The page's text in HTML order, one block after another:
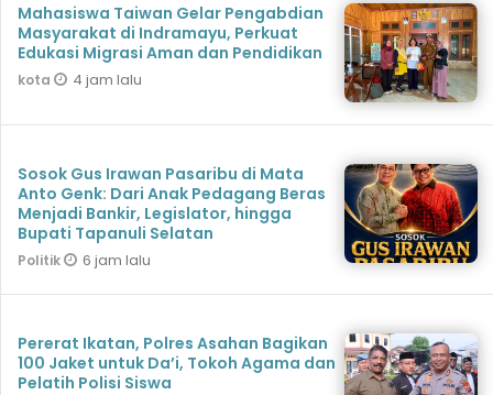
Mahasiswa Taiwan Gelar Pengabdian
Masyarakat di Indramayu, Perkuat
Edukasi Migrasi Aman dan Pendidikan
kota 4 jam lalu
Sosok Gus Irawan Pasaribu di Mata
Anto Genk: Dari Anak Pedagang Beras
Menjadi Bankir, Legislator, hingga
Bupati Tapanuli Selatan
Politik 6 jam lalu
Pererat Ikatan, Polres Asahan Bagikan
100 Jaket untuk Da’i, Tokoh Agama dan
Pelatih Polisi Siswa